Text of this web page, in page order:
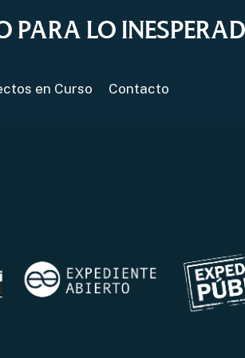
PARA LO
en Curso Contacto